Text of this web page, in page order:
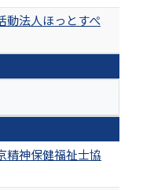
動法人ほっとすぺ
精神保健福祉士協